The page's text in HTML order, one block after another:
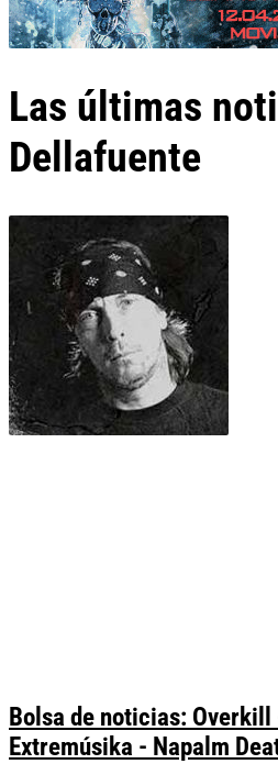
Las últimas
Dellafuente
Bolsa de noticias: Overkill
Extremúsika - Napalm